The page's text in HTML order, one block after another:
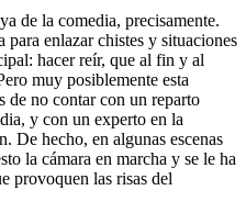
de la comedia, precisamente.
para enlazar chistes y situaciones
hacer reír, que al fin y al
muy posiblemente esta
de no contar con un reparto
y con un experto en la
De hecho, en algunas escenas
la cámara en marcha y se le ha
provoquen las risas del